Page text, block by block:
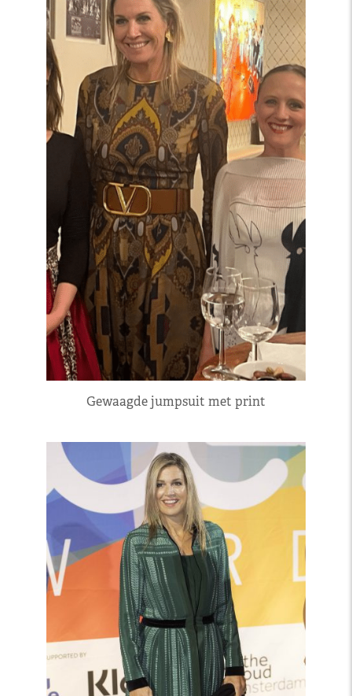
Gewaagde jumpsuit met print